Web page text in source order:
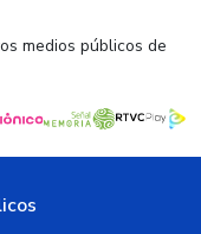
medios públicos de